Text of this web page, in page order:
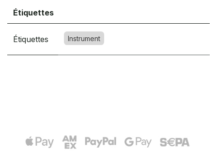
Étiquettes
Étiquettes Instrument